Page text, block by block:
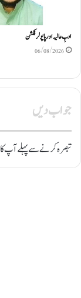
ادبِ عالیہ اور پاپولر فکشن
06/08/2026
جواب دیں
تبصرہ کرنے سے پہلے آپ کا